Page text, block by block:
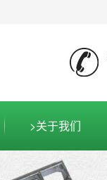
>关于我们